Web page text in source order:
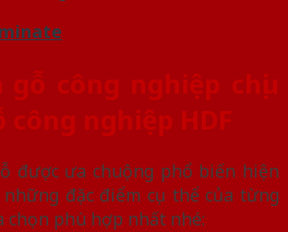
gỗ công nghiệp chịu
nghiệp HDF
được ưa chuộng phổ biến hiện
đặc điểm cụ thể của từng
phù hợp nhất nhé: